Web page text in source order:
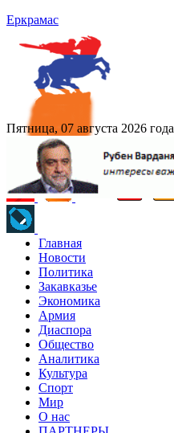
Еркрамас
Пятница, 07 августа 2026 года
Главная
Новости
Политика
Закавказье
Экономика
Армия
Диаспора
Общество
Аналитика
Культура
Спорт
Мир
О нас